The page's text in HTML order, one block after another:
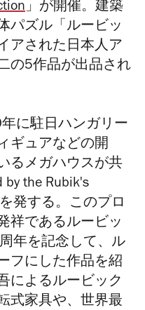
」が開催。建築
パズル「ルービッ
アされた日本人ア
の5作品が出品され
に駐日ハンガリー
ギュアなどの開
るメガハウスが共
the Rubik's
発する。このプロ
祥であるルービッ
年を記念して、ル
フにした作品を紹
によるルービック
式家具や、世界最